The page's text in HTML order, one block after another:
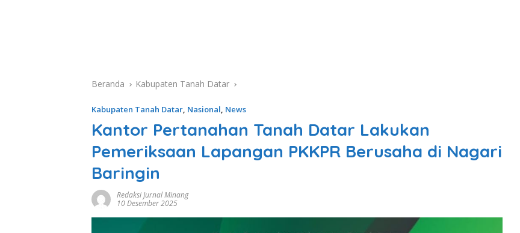
Beranda Kabupaten Tanah Datar
Kabupaten Tanah Datar, Nasional, News
Kantor Pertanahan Tanah Datar Lakukan
Pemeriksaan Lapangan PKKPR Berusaha di Nagari
Baringin
Redaksi Jurnal Minang
10 Desember 2025